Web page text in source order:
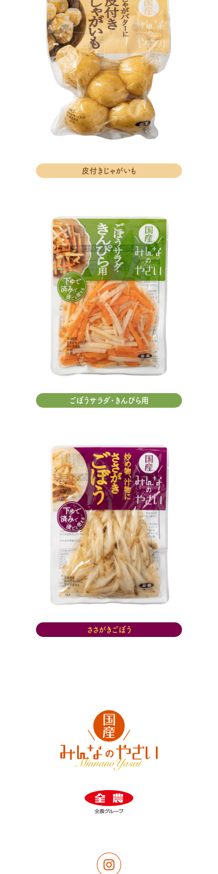
皮付きじゃがいも
ごぼうサラダ・きんぴら用
ささがきごぼう